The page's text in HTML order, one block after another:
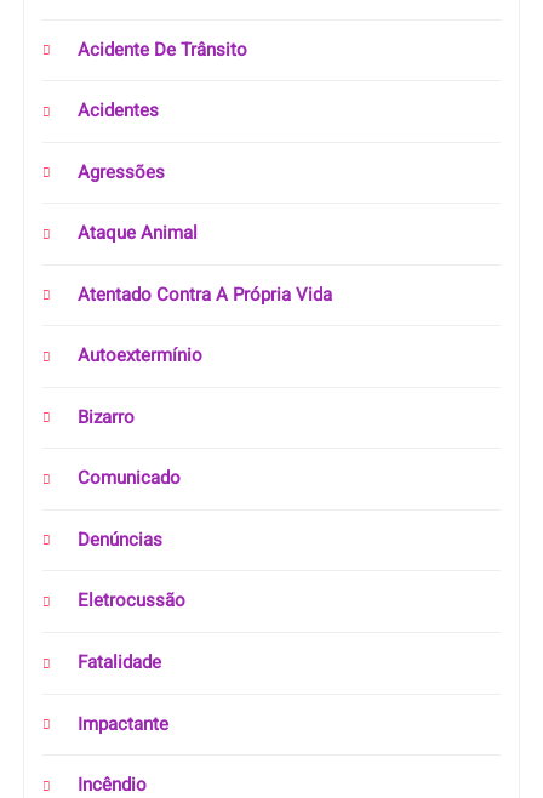
Acidente De Trânsito
Acidentes
Agressões
Ataque Animal
Atentado Contra A Própria Vida
Autoextermínio
Bizarro
Comunicado
Denúncias
Eletrocussão
Fatalidade
Impactante
Incêndio